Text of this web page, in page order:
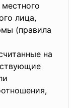
местного
лица,
(правила
на